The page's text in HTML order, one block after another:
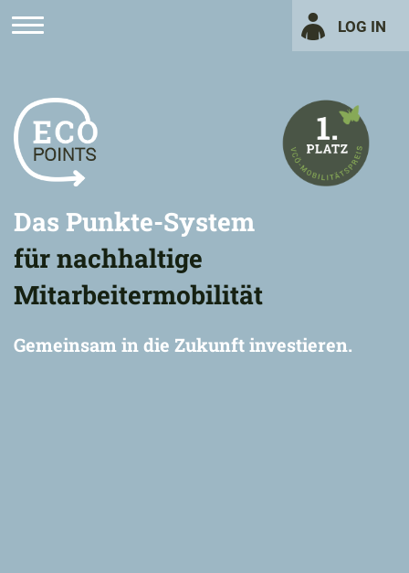
LOG IN
Das Punkte-System
für nachhaltige
Mitarbeitermobilität
Gemeinsam in die Zukunft investieren.